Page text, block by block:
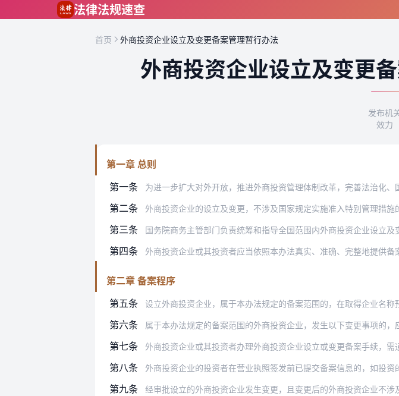
法律法规速查
首页 外商投资企业设立及变更备案管理暂行办法
外商投资企业设立及变更
发布机
效力
第一章 总则
第一条
为进一步扩大对外开放，推进外商投资管理体制改革，完善法治化、国际化、便利化
第二条 外商投资企业的设立及变更，不涉及国家规定实施准入特别管理措施
第三条 国务院商务主管部门负责统筹和指导全国范围内外商投资企业设立及
第四条 外商投资企业或其投资者应当依照本办法真实、准确、完整地提供备案信息，填写备
第二章 备案程序
第五条
设立外商投资企业，属于本办法规定的备案范围的，在取得企业名称预核准后，应由
第六条 属于本办法规定的备案范围的外商投资企业，发生以下变更事项的，应由外商投资
第七条 外商投资企业或其投资者办理外商投资企业设立或变更备案手续，需
第八条 外商投资企业的投资者在营业执照签发前已提交备案信息的，如投资的实
第九条 经审批设立的外商投资企业发生变更，且变更后的外商投资企业不涉及国家规定实